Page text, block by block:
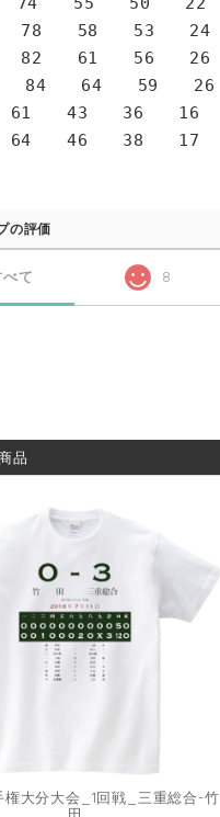
78 58 53 24
82 61 56 26
84 64 59 26
61 43 36 16
64 46 38 17
の評価
べて 8
品
大分大会_1回戦_三重総合-竹